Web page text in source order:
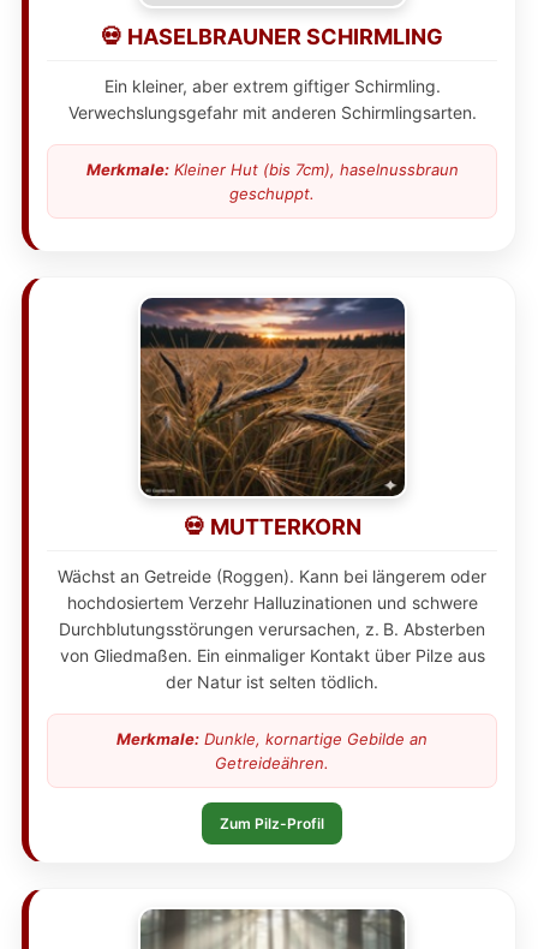
💀 HASELBRAUNER SCHIRMLING
Ein kleiner, aber extrem giftiger Schirmling.
Verwechslungsgefahr mit anderen Schirmlingsarten.
Merkmale:Kleiner Hut (bis 7cm), haselnussbraun
geschuppt.
💀 MUTTERKORN
Wächst an Getreide (Roggen). Kann bei längerem oder
hochdosiertem Verzehr Halluzinationen und schwere
Durchblutungsstörungen verursachen, z. B. Absterben
von Gliedmaßen. Ein einmaliger Kontakt über Pilze aus
der Natur ist selten tödlich.
Merkmale: Dunkle, kornartige Gebilde an
Getreideähren.
Zum Pilz-Profil